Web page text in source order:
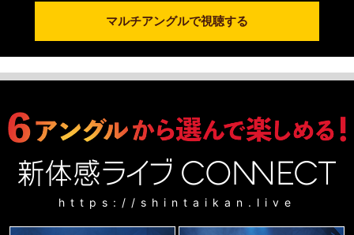
・下記いずれかのデバイスからアクセスできる方
【Android】dアニメストアアプリ
【iOS】ブラウザ
【PC】
【Android】dアニメストアアプリ
【iOS】dアニメストアアプリ(※購入はブラウザからのみ可能)
【PC】【Chromecast】【ドコモテレビターミナル】【FireTV】【Andor
idTV】【popIn Aladdin】【プレイステーション 4】
視聴方法
【ドコモテレビターミナル】【AndroidTV】【FireTV】【popIn Aladdi
マイページ→レンタル中
マルチアングルで視聴する
https://shintaikan.live